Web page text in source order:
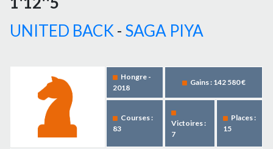
UNITED BACK - SAGA PIYA
Hongre -
2018
Gains : 142 580 €
Courses :
83
Victoires :
7
Places :
15